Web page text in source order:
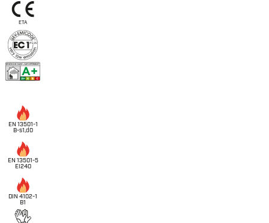
ETA
EN 13501-1
B-s1,d0
EN 13501-5
EI240
DIN 4102-1
B1